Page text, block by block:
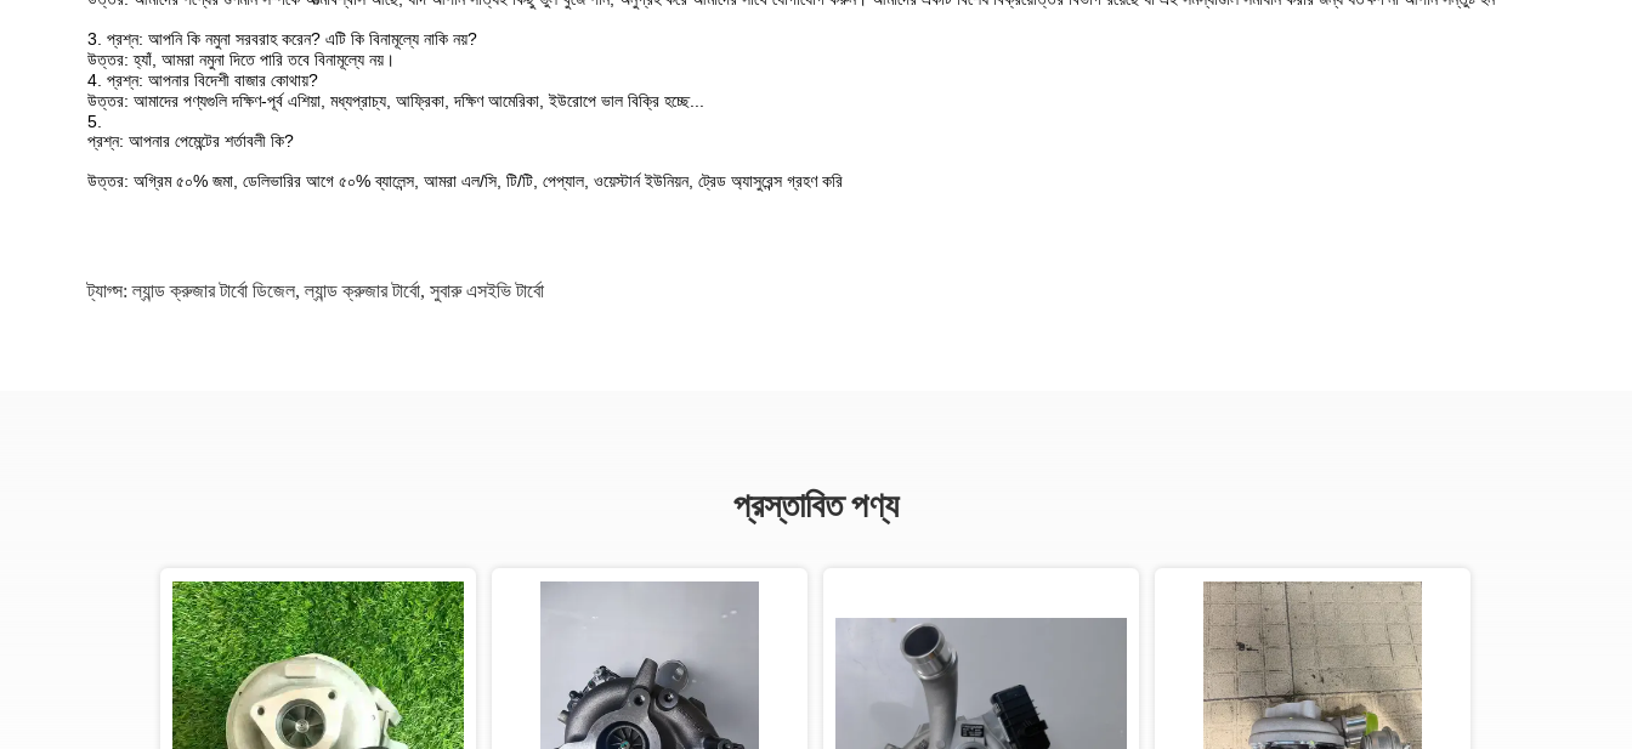
3. প্রশ্ন: আপনি কি নমুনা সরবরাহ করেন? এটি কি বিনামূল্যে নাকি নয়?
উত্তর: হ্যাঁ, আমরা নমুনা দিতে পারি তবে বিনামূল্যে নয়।
4. প্রশ্ন: আপনার বিদেশী বাজার কোথায়?
উত্তর: আমাদের পণ্যগুলি দক্ষিণ-পূর্ব এশিয়া, মধ্যপ্রাচ্য, আফ্রিকা, দক্ষিণ আমেরিকা, ইউরোপে ভাল বিক্রি হচ্ছে...
5.
প্রশ্ন: আপনার পেমেন্টের শর্তাবলী কি?
উত্তর: অগ্রিম ৫০% জমা, ডেলিভারির আগে ৫০% ব্যালেন্স, আমরা এল/সি, টি/টি, পেপ্যাল, ওয়েস্টার্ন ইউনিয়ন, ট্রেড অ্যাসুরেন্স গ্রহণ করি
ট্যাগ্স:ল্যান্ড ক্রুজার টার্বো ডিজেল, ল্যান্ড ক্রুজার টার্বো, সুবারু এসইভি টার্বো
প্রস্তাবিত পণ্য